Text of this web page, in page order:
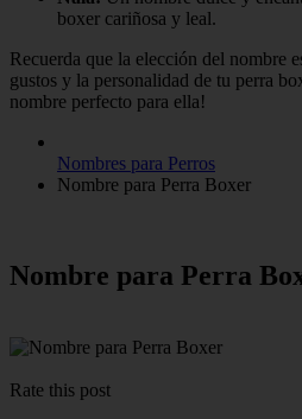
boxer cariñosa y leal.
Recuerda que la elección del nombre
gustos y la personalidad de tu perra
nombre perfecto para ella!
Nombres para Perros
Nombre para Perra Boxer
Nombre para Perra
Rate this post